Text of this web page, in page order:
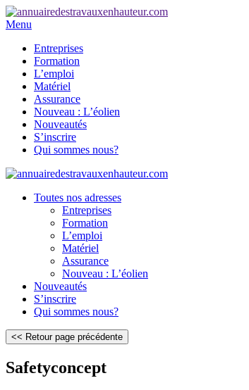
Menu
Entreprises
Formation
L’emploi
Matériel
Assurance
Nouveau : L’éolien
Nouveautés
S’inscrire
Qui sommes nous?
Toutes nos adresses
Entreprises
Formation
L’emploi
Matériel
Assurance
Nouveau : L’éolien
Nouveautés
S’inscrire
Qui sommes nous?
Safetyconcept